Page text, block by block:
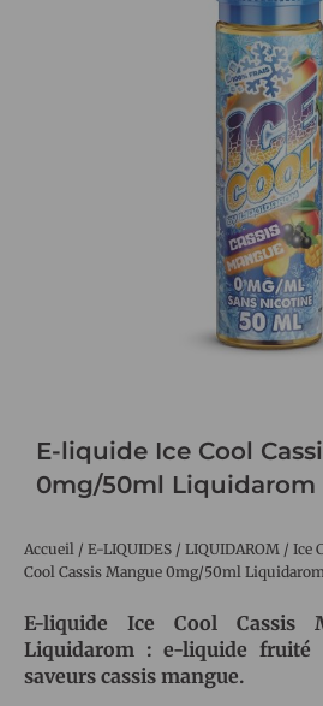
E-liquide Ice Cool
0mg/50ml Liquidarom
Accueil / E-LIQUIDES / LIQUIDAROM / Ice
Cool Cassis Mangue 0mg/50ml
E-liquide Ice Cool Cassis
Liquidarom : e-liquide fruité
saveurs cassis mangue.